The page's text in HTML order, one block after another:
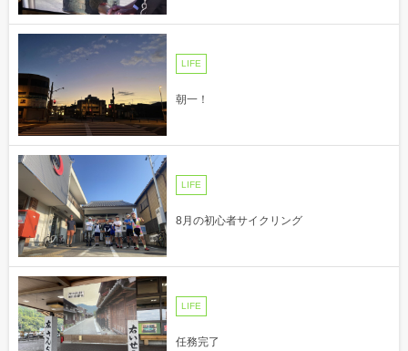
LIFE
朝一！
LIFE
8月の初心者サイクリング
LIFE
任務完了